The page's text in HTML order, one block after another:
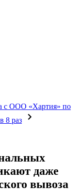
с ООО «Хартия» по
8 раз
даже
вывоза